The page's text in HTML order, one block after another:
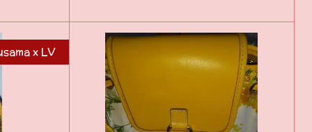
x LV